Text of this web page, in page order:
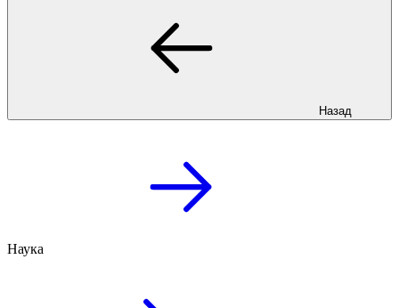
Назад
Наука